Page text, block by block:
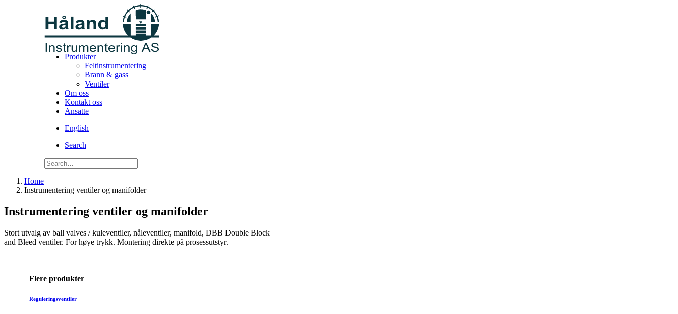
Produkter
Feltinstrumentering
Brann & gass
Ventiler
Om oss
Kontakt oss
Ansatte
English
Search
Home
Instrumentering ventiler og manifolder
Instrumentering ventiler og manifolder
Stort utvalg av ball valves / kuleventiler, nåleventiler, manifold, DBB Double Block
and Bleed ventiler. For høye trykk. Montering direkte på prosessutstyr.
Flere produkter
Reguleringsventiler